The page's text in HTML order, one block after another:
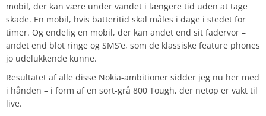
mobil, der kan være under vandet i længere tid uden at tage
skade. En mobil, hvis batteritid skal måles i dage i stedet for
timer. Og endelig en mobil, der kan andet end sit fadervor –
andet end blot ringe og SMS’e, som de klassiske feature phones
jo udelukkende kunne.
Resultatet af alle disse Nokia-ambitioner sidder jeg nu her med
i hånden – i form af en sort-grå 800 Tough, der netop er vakt til
live.